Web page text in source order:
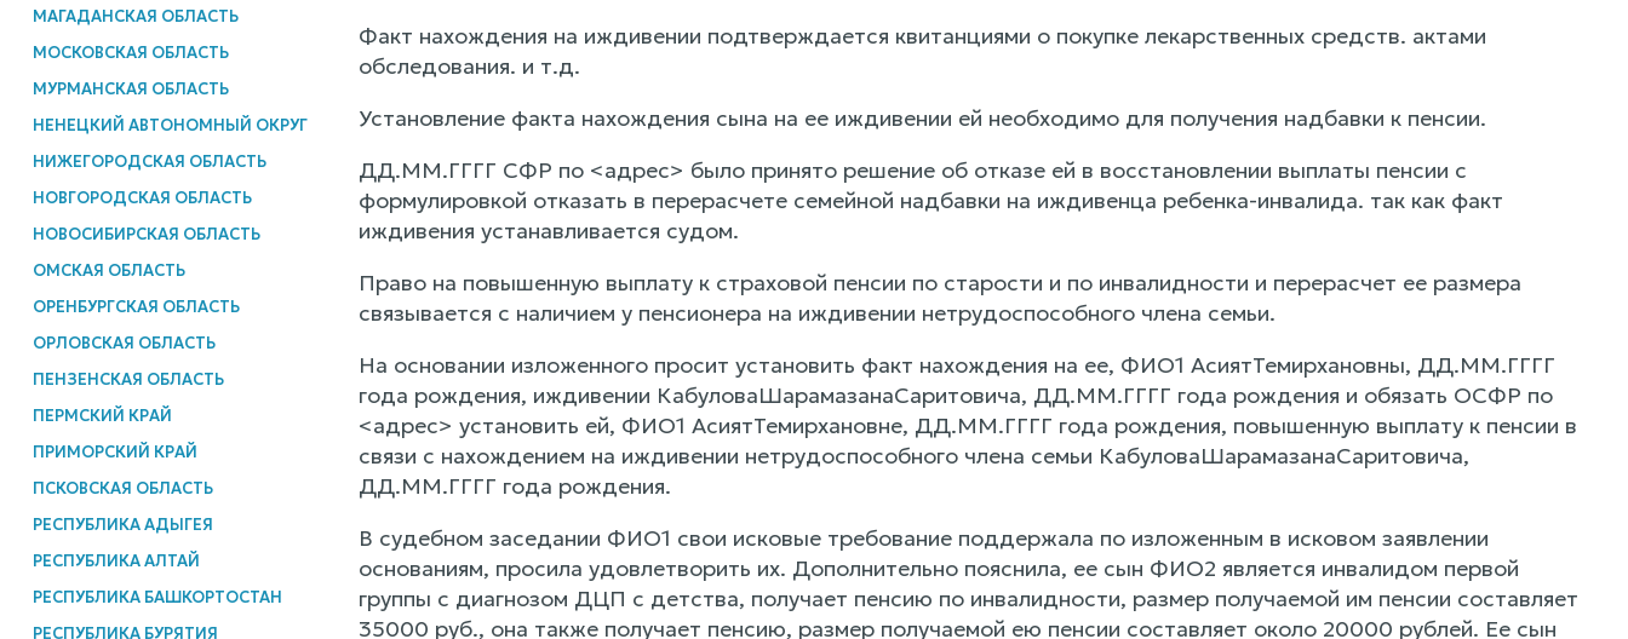
МАГАДАНСКАЯ ОБЛАСТЬ
МОСКОВСКАЯ ОБЛАСТЬ
МУРМАНСКАЯ ОБЛАСТЬ
НЕНЕЦКИЙ АВТОНОМНЫЙ ОКРУГ
НИЖЕГОРОДСКАЯ ОБЛАСТЬ
НОВГОРОДСКАЯ ОБЛАСТЬ
НОВОСИБИРСКАЯ ОБЛАСТЬ
ОМСКАЯ ОБЛАСТЬ
ОРЕНБУРГСКАЯ ОБЛАСТЬ
ОРЛОВСКАЯ ОБЛАСТЬ
ПЕНЗЕНСКАЯ ОБЛАСТЬ
ПЕРМСКИЙ КРАЙ
ПРИМОРСКИЙ КРАЙ
ПСКОВСКАЯ ОБЛАСТЬ
РЕСПУБЛИКА АДЫГЕЯ
РЕСПУБЛИКА АЛТАЙ
РЕСПУБЛИКА БАШКОРТОСТАН
РЕСПУБЛИКА БУРЯТИЯ
Факт нахождения на иждивении подтверждается квитанциями о покупке лекарственных средств. актами
обследования. и т.д.
Установление факта нахождения сына на ее иждивении ей необходимо для получения надбавки к пенсии.
ДД.ММ.ГГГГ СФР по <адрес> было принято решение об отказе ей в восстановлении выплаты пенсии с
формулировкой отказать в перерасчете семейной надбавки на иждивенца ребенка-инвалида. так как факт
иждивения устанавливается судом.
Право на повышенную выплату к страховой пенсии по старости и по инвалидности и перерасчет ее размера
связывается с наличием у пенсионера на иждивении нетрудоспособного члена семьи.
На основании изложенного просит установить факт нахождения на ее, ФИО1 АсиятТемирхановны, ДД.ММ.ГГГГ
года рождения, иждивении КабуловаШарамазанаСаритовича, ДД.ММ.ГГГГ года рождения и обязать ОСФР по
<адрес> установить ей, ФИО1 АсиятТемирхановне, ДД.ММ.ГГГГ года рождения, повышенную выплату к пенсии в
связи с нахождением на иждивении нетрудоспособного члена семьи КабуловаШарамазанаСаритовича,
ДД.ММ.ГГГГ года рождения.
В судебном заседании ФИО1 свои исковые требование поддержала по изложенным в исковом заявлении
основаниям, просила удовлетворить их. Дополнительно пояснила, ее сын ФИО2 является инвалидом первой
группы с диагнозом ДЦП с детства, получает пенсию по инвалидности, размер получаемой им пенсии составляет
35000 руб., она также получает пенсию, размер получаемой ею пенсии составляет около 20000 рублей. Ее сын